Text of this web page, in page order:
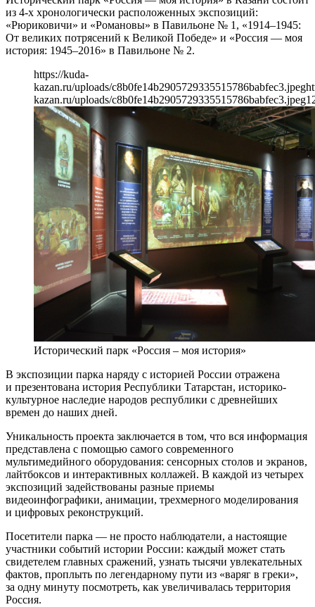
из 4-х хронологически расположенных экспозиций:
«Рюриковичи» и «Романовы» в Павильоне № 1, «1914–1945:
От великих потрясений к Великой Победе» и «Россия — моя
история: 1945–2016» в Павильоне № 2.
https://kuda-
kazan.ru/uploads/c8b0fe14b2905729335515786babfec3.jpeg
kazan.ru/uploads/c8b0fe14b2905729335515786babfec3.jpeg
Исторический парк «Россия – моя история»
В экспозиции парка наряду с историей России отражена
и презентована история Республики Татарстан, историко-
культурное наследие народов республики с древнейших
времен до наших дней.
Уникальность проекта заключается в том, что вся информация
представлена с помощью самого современного
мультимедийного оборудования: сенсорных столов и экранов,
лайтбоксов и интерактивных коллажей. В каждой из четырех
экспозиций задействованы разные приемы
видеоинфографики, анимации, трехмерного моделирования
и цифровых реконструкций.
Посетители парка — не просто наблюдатели, а настоящие
участники событий истории России: каждый может стать
свидетелем главных сражений, узнать тысячи увлекательных
фактов, проплыть по легендарному пути из «варяг в греки»,
за одну минуту посмотреть, как увеличивалась территория
Россия.